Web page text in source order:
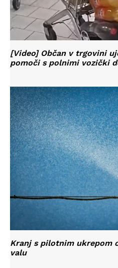
[Video] Občan v trgovini
pomoči s polnimi vozički
Kranj s pilotnim ukrepom
valu